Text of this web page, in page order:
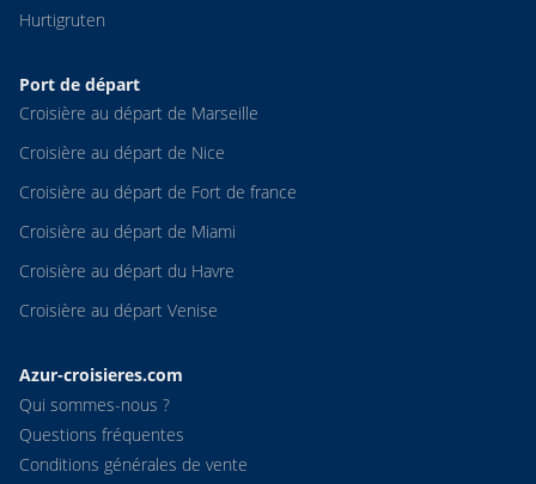
Hurtigruten
Port de départ
Croisière au départ de Marseille
Croisière au départ de Nice
Croisière au départ de Fort de france
Croisière au départ de Miami
Croisière au départ du Havre
Croisière au départ Venise
Azur-croisieres.com
Qui sommes-nous ?
Questions fréquentes
Conditions générales de vente